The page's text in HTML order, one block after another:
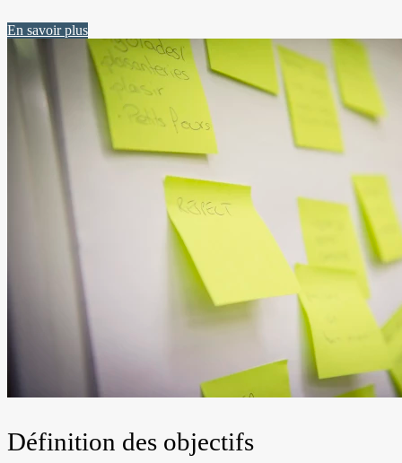
En savoir plus
Définition des objectifs